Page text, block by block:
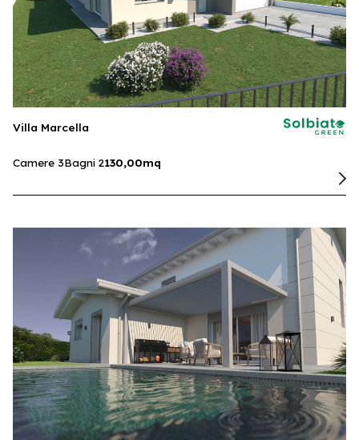
Villa Marcella
Camere 3Bagni 2130,00mq